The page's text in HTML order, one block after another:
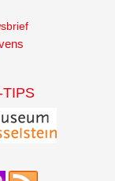
TIPS